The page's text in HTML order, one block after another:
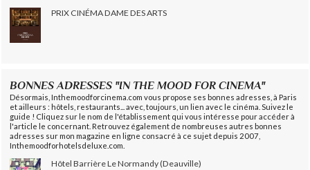
PRIX CINÉMA DAME DES ARTS
BONNES ADRESSES "IN THE MOOD FOR CINEMA"
Désormais, Inthemoodforcinema.com vous propose ses bonnes adresses, à Paris
et ailleurs : hôtels, restaurants... avec, toujours, un lien avec le cinéma. Suivez le
guide ! Cliquez sur le nom de l'établissement qui vous intéresse pour accéder à
l'article le concernant. Retrouvez également de nombreuses autres bonnes
adresses sur mon magazine en ligne consacré à ce sujet depuis 2007,
Inthemoodforhotelsdeluxe.com.
Hôtel Barrière Le Normandy (Deauville)